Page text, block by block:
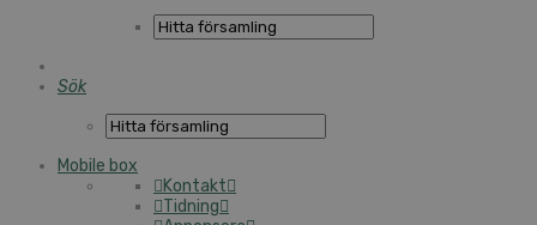
Sök
Mobile box
Kontakt
Tidning